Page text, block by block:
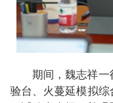
期间，魏志祥一
验台、火蔓延模拟综